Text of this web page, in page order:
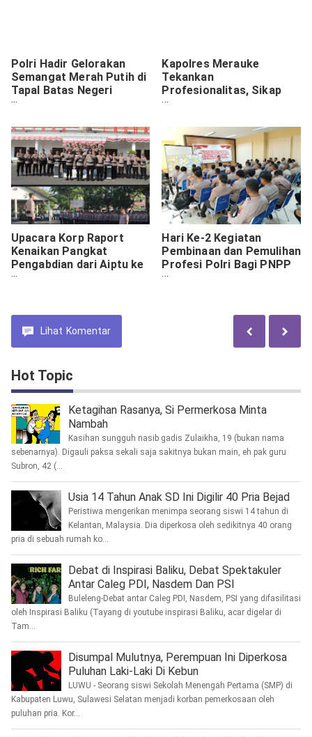
Polri Hadir Gelorakan
Semangat Merah Putih di
Tapal Batas Negeri
Keerom Menjelang Hari
Kapolres Merauke
Tekankan
Profesionalitas, Sikap
Humanis, dan Etika
Upacara Korp Raport
Kenaikan Pangkat
Pengabdian dari Aiptu ke
Ipda di Polres Pasuruan
Hari Ke-2 Kegiatan
Pembinaan dan Pemulihan
Profesi Polri Bagi PNPP
Jajaran Polda Papua
Lihat Komentar
Hot Topic
Ketagihan Rasanya, Si Permerkosa Minta
Nambah
Kasihan sungguh nasib gadis Zulaikha, 19 (bukan nama
sebenarnya). Digauli paksa sekali saja sakitnya bukan main, eh pak guru
Subron, 42 (...
Usia 14 Tahun Anak SD Ini Digilir 40 Pria Bejad
Peristiwa mengerikan menimpa seorang siswi 14 tahun di
Kelantan, Malaysia. Dia diperkosa oleh sedikitnya 40 orang
pria di sebuah rumah ko...
Debat di Inspirasi Baliku, Debat Spektakuler
Antar Caleg PDI, Nasdem Dan PSI
Buleleng-Debat antar Caleg PDI, Nasdem, PSI yang difasilitasi
oleh Inspirasi Baliku (Tayang di youtube inspirasi Baliku, acar digelar di
Tam...
Disumpal Mulutnya, Perempuan Ini Diperkosa
Puluhan Laki-Laki Di Kebun
LUWU - Seorang siswi Sekolah Menengah Pertama (SMP) di
Kabupaten Luwu, Sulawesi Selatan menjadi korban pemerkosaan oleh
puluhan pria. Kor...